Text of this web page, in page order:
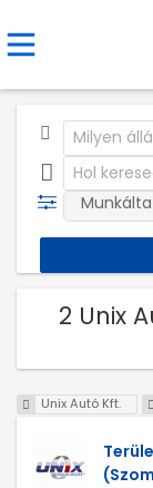
2 Unix
Unix Autó Kft.